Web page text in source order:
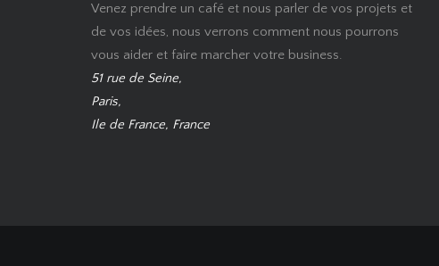
Venez prendre un café et nous parler de vos projets et
de vos idées, nous verrons comment nous pourrons
vous aider et faire marcher votre business.
51 rue de Seine,
Paris,
Ile de France, France